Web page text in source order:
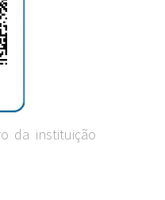
da instituição